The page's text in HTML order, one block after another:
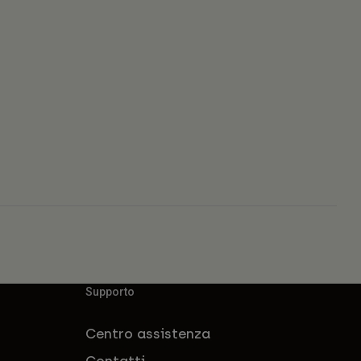
Supporto
Centro assistenza